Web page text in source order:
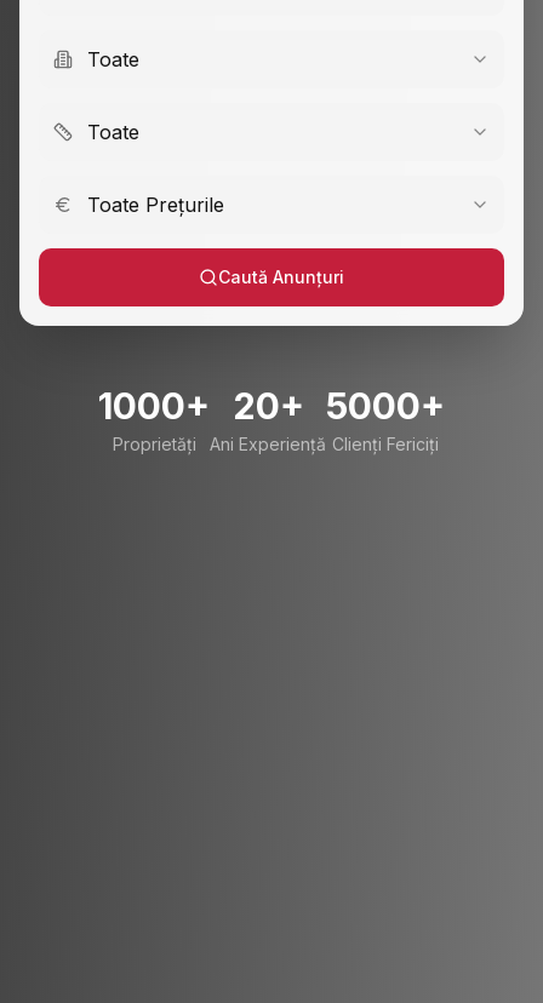
Toate
Toate
Toate Prețurile
Caută Anunțuri
1000+
Proprietăți
20+
Ani Experiență
5000+
Clienți Fericiți